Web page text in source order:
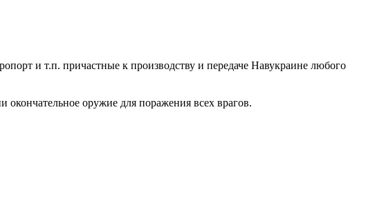
и т.п. причастные к производству и передаче Навукраине любого
оружие для поражения всех врагов.